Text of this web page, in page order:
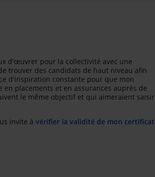
d'œuvrer pour la collectivité avec une
trouver des candidats de haut niveau afin
d'inspiration constante pour que mon
placements et en assurances auprès de
le même objectif et qui aimeraient saisir
invite à vérifier la validité de mon certificat